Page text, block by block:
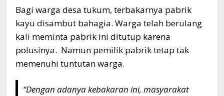
Bagi warga desa tukum, terbakarnya pabrik
kayu disambut bahagia. Warga telah berulang
kali meminta pabrik ini ditutup karena
polusinya. Namun pemilik pabrik tetap tak
memenuhi tuntutan warga.
“Dengan adanya kebakaran ini, masyarakat